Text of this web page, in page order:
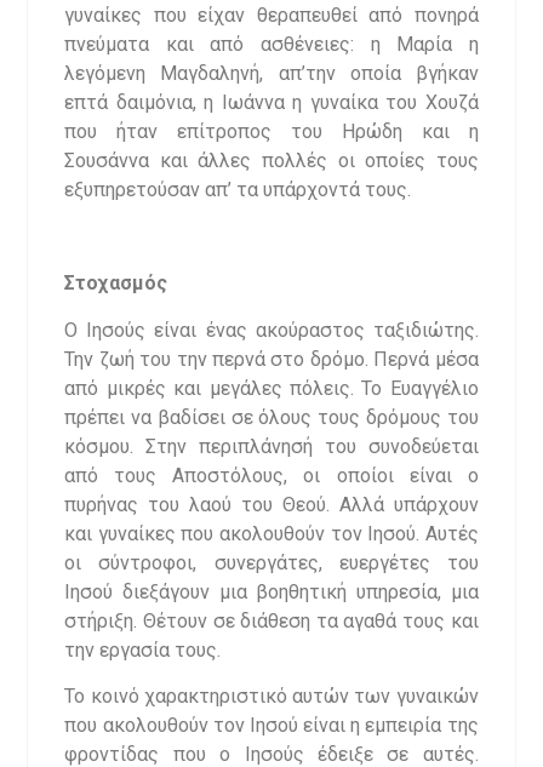
γυναίκες που είχαν θεραπευθεί από πονηρά
πνεύματα και από ασθένειες: η Μαρία η
λεγόμενη Μαγδαληνή, απ’την οποία βγήκαν
επτά δαιμόνια, η Ιωάννα η γυναίκα του Χουζά
που ήταν επίτροπος του Ηρώδη και η
Σουσάννα και άλλες πολλές οι οποίες τους
εξυπηρετούσαν απ’ τα υπάρχοντά τους.
Στοχασμός
Ο Ιησούς είναι ένας ακούραστος ταξιδιώτης.
Την ζωή του την περνά στο δρόμο. Περνά μέσα
από μικρές και μεγάλες πόλεις. Το Ευαγγέλιο
πρέπει να βαδίσει σε όλους τους δρόμους του
κόσμου. Στην περιπλάνησή του συνοδεύεται
από τους Αποστόλους, οι οποίοι είναι ο
πυρήνας του λαού του Θεού. Αλλά υπάρχουν
και γυναίκες που ακολουθούν τον Ιησού. Αυτές
οι σύντροφοι, συνεργάτες, ευεργέτες του
Ιησού διεξάγουν μια βοηθητική υπηρεσία, μια
στήριξη. Θέτουν σε διάθεση τα αγαθά τους και
την εργασία τους.
Το κοινό χαρακτηριστικό αυτών των γυναικών
που ακολουθούν τον Ιησού είναι η εμπειρία της
φροντίδας που ο Ιησούς έδειξε σε αυτές.